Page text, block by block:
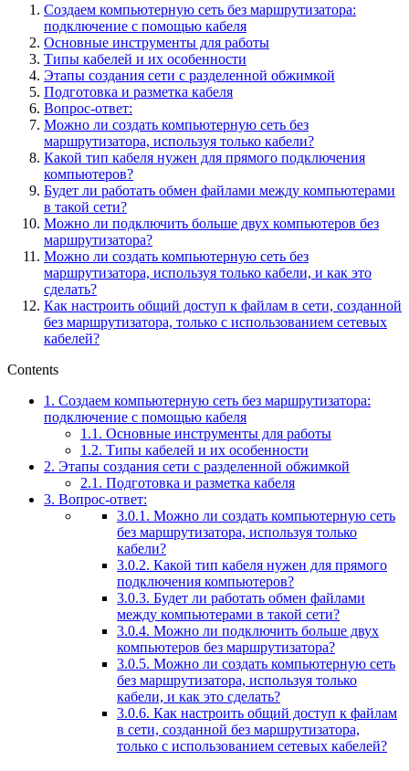
Создаем компьютерную сеть без маршрутизатора:
подключение с помощью кабеля
Основные инструменты для работы
Типы кабелей и их особенности
Этапы создания сети с разделенной обжимкой
Подготовка и разметка кабеля
Вопрос-ответ:
Можно ли создать компьютерную сеть без
маршрутизатора, используя только кабели?
Какой тип кабеля нужен для прямого подключения
компьютеров?
Будет ли работать обмен файлами между компьютерами
в такой сети?
Можно ли подключить больше двух компьютеров без
маршрутизатора?
Можно ли создать компьютерную сеть без
маршрутизатора, используя только кабели, и как это
сделать?
Как настроить общий доступ к файлам в сети, созданной
без маршрутизатора, только с использованием сетевых
кабелей?
Contents
1. Создаем компьютерную сеть без маршрутизатора:
подключение с помощью кабеля
1.1. Основные инструменты для работы
1.2. Типы кабелей и их особенности
2. Этапы создания сети с разделенной обжимкой
2.1. Подготовка и разметка кабеля
3. Вопрос-ответ:
3.0.1. Можно ли создать компьютерную сеть
без маршрутизатора, используя только
кабели?
3.0.2. Какой тип кабеля нужен для прямого
подключения компьютеров?
3.0.3. Будет ли работать обмен файлами
между компьютерами в такой сети?
3.0.4. Можно ли подключить больше двух
компьютеров без маршрутизатора?
3.0.5. Можно ли создать компьютерную сеть
без маршрутизатора, используя только
кабели, и как это сделать?
3.0.6. Как настроить общий доступ к файлам
в сети, созданной без маршрутизатора,
только с использованием сетевых кабелей?